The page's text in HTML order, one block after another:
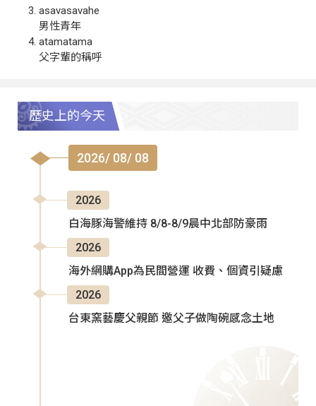
asavasavahe
男性青年
atamatama
父字輩的稱呼
歷史上的今天
2026/ 08/ 08
2026
白海豚海警維持 8/8-8/9晨中北部防豪雨
2026
海外網購App為民間營運 收費、個資引疑慮
2026
台東窯藝慶父親節 邀父子做陶碗感念土地